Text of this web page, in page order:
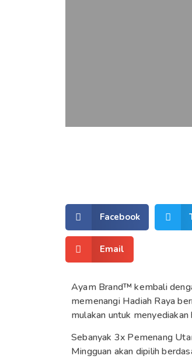
Facebook
Email
Ayam Brand™ kembali
memenangi Hadiah Raya
mulakan untuk menyediakan
Sebanyak 3x Pemenang
Mingguan akan dipilih